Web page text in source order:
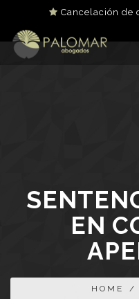
Cancelación de
EN
HOME /